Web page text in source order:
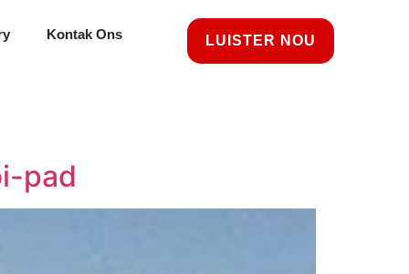
Kontak Ons LUISTER NOU
pad